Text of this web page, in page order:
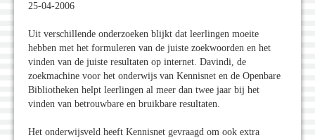
25-04-2006
Uit verschillende onderzoeken blijkt dat leerlingen moeite
hebben met het formuleren van de juiste zoekwoorden en het
vinden van de juiste resultaten op internet. Davindi, de
zoekmachine voor het onderwijs van Kennisnet en de Openbare
Bibliotheken helpt leerlingen al meer dan twee jaar bij het
vinden van betrouwbare en bruikbare resultaten.
Het onderwijsveld heeft Kennisnet gevraagd om ook extra